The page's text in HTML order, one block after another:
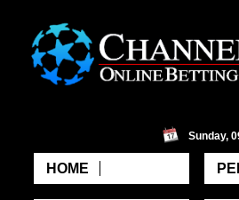
Sunday,
HOME